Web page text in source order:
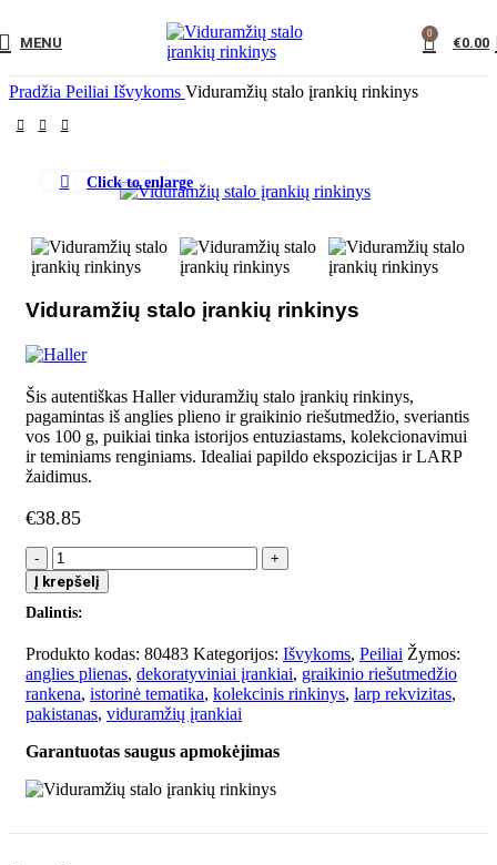
MENU
0
€0.00
Pradžia Peiliai Išvykoms Viduramžių stalo įrankių rinkinys
Click to enlarge
Viduramžių stalo įrankių rinkinys
Šis autentiškas Haller viduramžių stalo įrankių rinkinys,
pagamintas iš anglies plieno ir graikinio riešutmedžio, sveriantis
vos 100 g, puikiai tinka istorijos entuziastams, kolekcionavimui
ir teminiams renginiams. Idealiai papildo ekspozicijas ir LARP
žaidimus.
€38.85
produkto
kiekis:
Viduramžių
stalo
rinkinys
Į krepšelį
Dalintis:
Produkto kodas: 80483 Kategorijos: Išvykoms, Peiliai Žymos:
anglies plienas, dekoratyviniai įrankiai, graikinio riešutmedžio
rankena, istorinė tematika, kolekcinis rinkinys, larp rekvizitas,
pakistanas, viduramžių įrankiai
Garantuotas saugus apmokėjimas